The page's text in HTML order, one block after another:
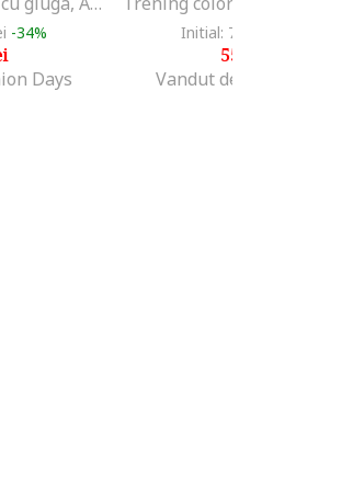
-34%
Days
Initial: 773
559
Vandut de Fashion Days